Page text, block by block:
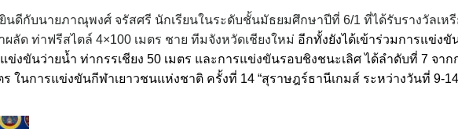
นดีกับนายภาณุพงศ์ จรัสศรี นักเรียนในระดับชั้นมัธยมศึกษาปีที่ 6/1 ที่ได้รับรางวัลเห
ลัด ท่าฟรีสไตล์ 4×100 เมตร ชาย ทีมจังหวัดเชียงใหม่ อีกทั้งยังได้เข้าร่วมการแข่งขั
ข่งขันว่ายน้ำ ท่ากรรเชียง 50 เมตร และการแข่งขันรอบชิงชนะเลิศ ได้ลำดับที่ 7 จาก
ร ในการแข่งขันกีฬาเยาวชนแห่งชาติ ครั้งที่ 14 “สุราษฎร์ธานีเกมส์ ระหว่างวันที่ 9-14